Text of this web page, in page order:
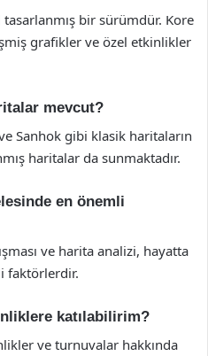
tasarlanmış bir sürümdür. Kore
grafikler ve özel etkinlikler
mevcut?
Sanhok gibi klasik haritaların
haritalar da sunmaktadır.
en önemli
ve harita analizi, hayatta
faktörlerdir.
katılabilirim?
ve turnuvalar hakkında